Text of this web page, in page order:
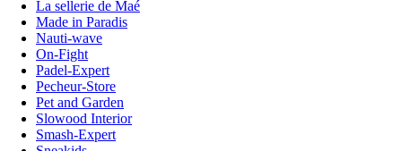
La sellerie de Maé
Made in Paradis
Nauti-wave
On-Fight
Padel-Expert
Pecheur-Store
Pet and Garden
Slowood Interior
Smash-Expert